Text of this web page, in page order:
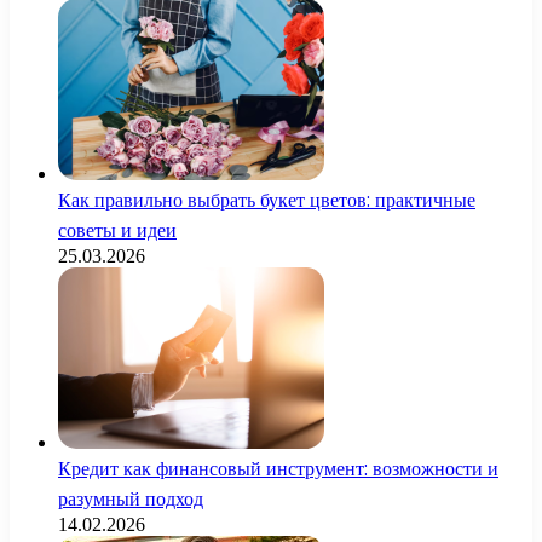
Как правильно выбрать букет цветов: практичные
советы и идеи
25.03.2026
Кредит как финансовый инструмент: возможности и
разумный подход
14.02.2026